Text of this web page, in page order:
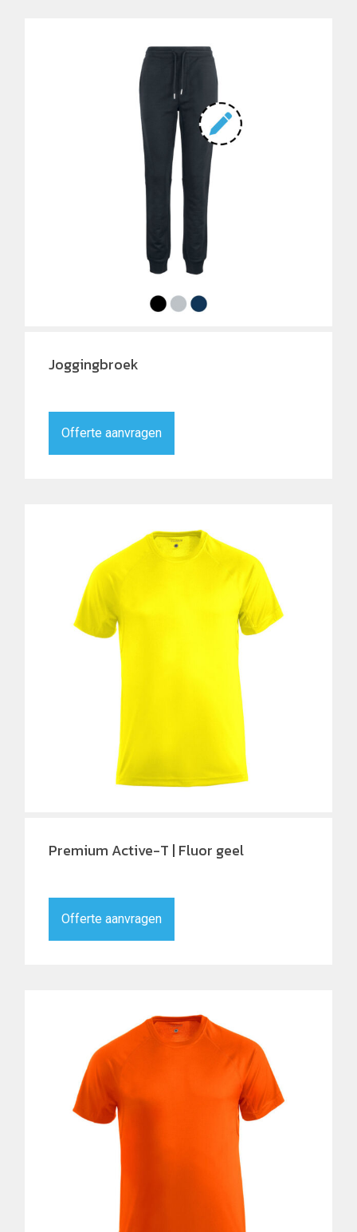
Joggingbroek
Offerte aanvragen
Premium Active-T | Fluor geel
Offerte aanvragen